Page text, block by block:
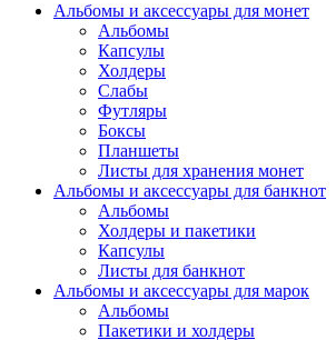
Альбомы и аксессуары для монет
Альбомы
Капсулы
Холдеры
Слабы
Футляры
Боксы
Планшеты
Листы для хранения монет
Альбомы и аксессуары для банкнот
Альбомы
Холдеры и пакетики
Капсулы
Листы для банкнот
Альбомы и аксессуары для марок
Альбомы
Пакетики и холдеры